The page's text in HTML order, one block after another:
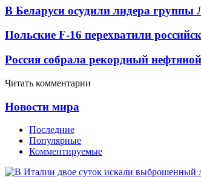
В Беларуси осудили лидера
Польские F-16 перехватили
Россия собрала рекордный
Читать комментарии
Новости мира
Последние
Популярные
Комментируемые